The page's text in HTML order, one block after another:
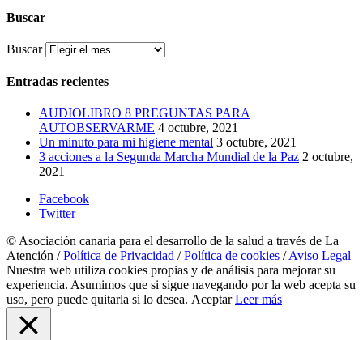
Buscar
Buscar
Entradas recientes
AUDIOLIBRO 8 PREGUNTAS PARA
AUTOBSERVARME 4 octubre, 2021
Un minuto para mi higiene mental 3 octubre, 2021
3 acciones a la Segunda Marcha Mundial de la Paz 2 octubre,
2021
Facebook
Twitter
© Asociación canaria para el desarrollo de la salud a través de La
Atención /Política de Privacidad /Política de cookies /Aviso Legal
Nuestra web utiliza cookies propias y de análisis para mejorar su
experiencia. Asumimos que si sigue navegando por la web acepta su
uso, pero puede quitarla si lo desea. Aceptar Leer más